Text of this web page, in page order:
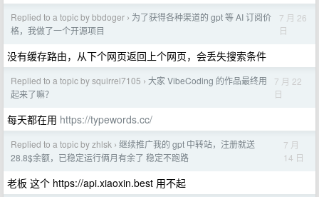
Replied to a topic by bbdoger › 为了获得各种渠道的 gpt 等 AI 订阅价
格，我做了一个开源项目
7 月 26
日
没有缓存路由，从下个网页返回上个网页，会丢失搜索条件
Replied to a topic by squirrel7105 › 大家 VibeCoding 的作品最终用
起来了嘛？
7 月 22
日
每天都在用 https://typewords.cc/
Replied to a topic by zhlsk › 继续推广我的 gpt 中转站，注册就送
28.8$余额，已稳定运行俩月有余了 稳定不跑路
7 月
14 日
老板 这个 https://api.xiaoxin.best 用不起